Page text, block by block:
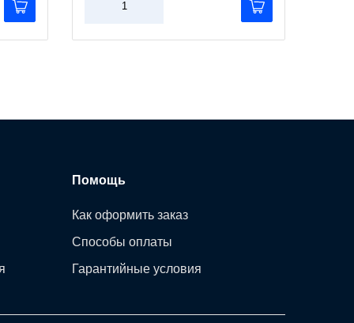
Помощь
Как оформить заказ
Способы оплаты
Гарантийные условия